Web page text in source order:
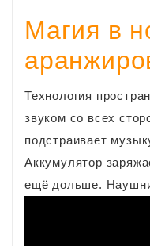
Магия в
Технология
звуком со всех
подстраивает
Аккумулятор
ещё дольше.